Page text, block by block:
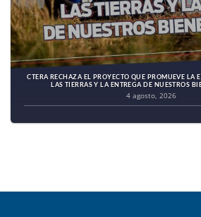
CTERA RECHAZA EL PROYECTO QUE PROMUEVE LA
LAS TIERRAS Y LA ENTREGA DE NUESTROS
4 agosto, 2026